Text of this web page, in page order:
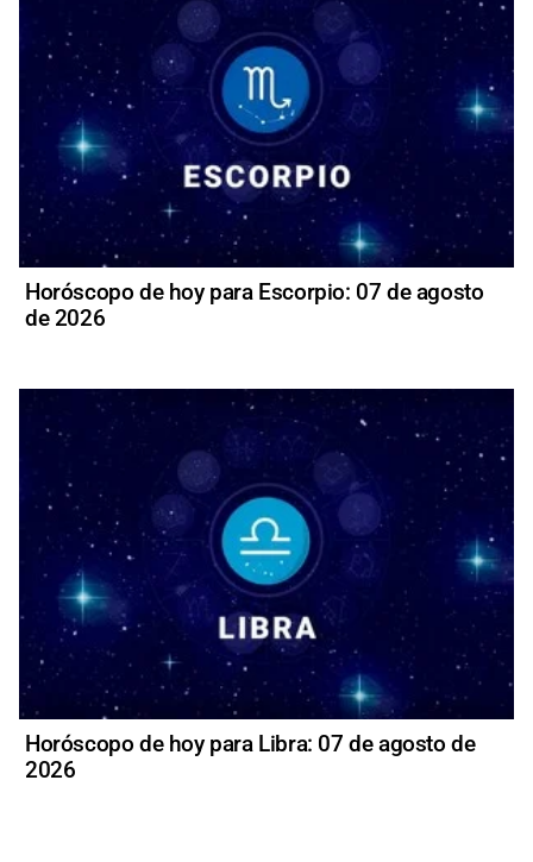
Horóscopo de hoy para Escorpio: 07 de agosto
de 2026
Horóscopo de hoy para Libra: 07 de agosto de
2026